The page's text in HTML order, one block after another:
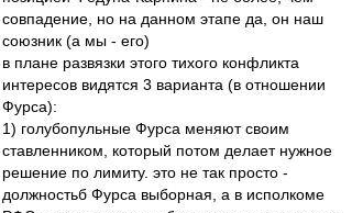
совпадение, но на данном этапе да, он наш
союзник (а мы - его)
в плане развязки этого тихого конфликта
интересов видятся 3 варианта (в отношении
Фурса):
1) голубопульные Фурса меняют своим
ставленником, который потом делает нужное
решение по лимиту. это не так просто -
должностьб Фурса выборная, а в исполкоме